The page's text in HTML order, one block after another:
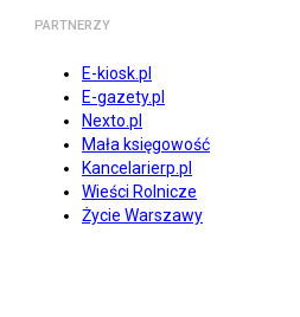
PARTNERZY
E-kiosk.pl
E-gazety.pl
Nexto.pl
Mała księgowość
Kancelarierp.pl
Wieści Rolnicze
Życie Warszawy